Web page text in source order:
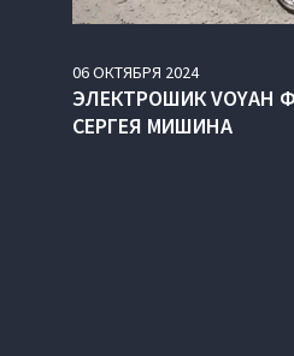
06ОКТЯБРЯ 2024
ЭЛЕКТРОШИК VOYAH
СЕРГЕЯ МИШИНА